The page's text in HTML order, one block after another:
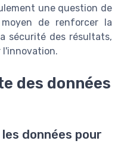
une question de
de renforcer la
sécurité des résultats,
l'innovation.
des données
données pour